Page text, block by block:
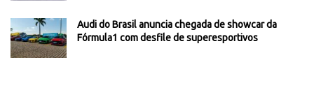
Audi do Brasil anuncia chegada de showcar da
Fórmula1 com desfile de superesportivos